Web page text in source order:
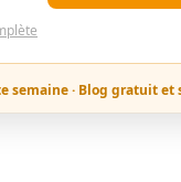
semaine · Blog gratuit